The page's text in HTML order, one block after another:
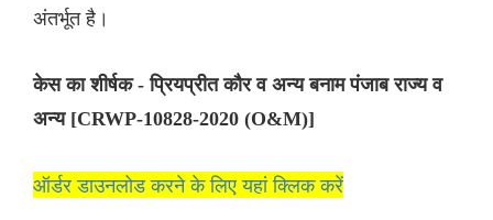
अंतर्भूत है।
केस का शीर्षक - प्रियप्रीत कौर व अन्य बनाम पंजाब राज्य व
अन्य [CRWP-10828-2020 (O&M)]
ऑर्डर डाउनलोड करने के लिए यहां क्लिक करें